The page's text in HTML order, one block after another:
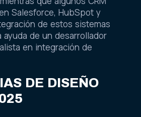
Salesforce, HubSpot y
de estos sistemas
de un desarrollador
en integración de
DE DISEÑO